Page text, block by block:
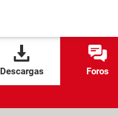
Descargas Foros